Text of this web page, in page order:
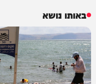
באותו נושא